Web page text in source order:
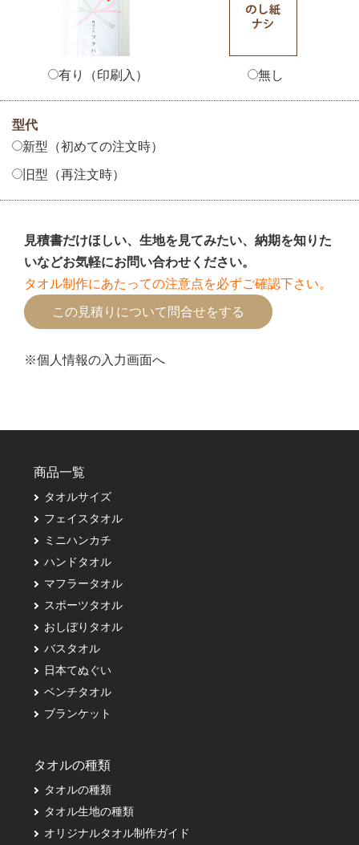
有り（印刷入） 無し
型代
新型（初めての注文時）
旧型（再注文時）
見積書だけほしい、生地を見てみたい、納期を知りた
いなどお気軽にお問い合わせください。
タオル制作にあたっての注意点を必ずご確認下さい。
※個人情報の入力画面へ
商品一覧
タオルサイズ
フェイスタオル
ミニハンカチ
ハンドタオル
マフラータオル
スポーツタオル
おしぼりタオル
バスタオル
日本てぬぐい
ベンチタオル
ブランケット
タオルの種類
タオルの種類
タオル生地の種類
オリジナルタオル制作ガイド